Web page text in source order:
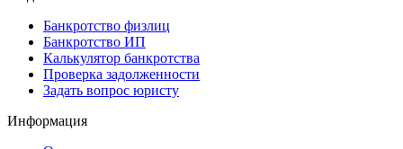
Банкротство физлиц
Банкротство ИП
Калькулятор банкротства
Проверка задолженности
Задать вопрос юристу
Информация